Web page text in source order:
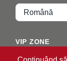
Limba
VIP ZONE